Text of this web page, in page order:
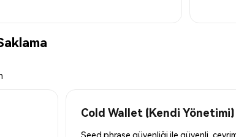
Cold Wallet (Kendi Yönetimi)
Seed phrase güvenliği ile güvenli,